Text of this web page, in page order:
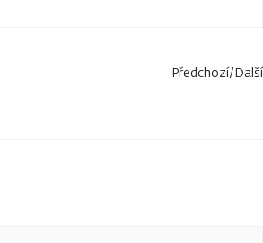
Předchozí/Další